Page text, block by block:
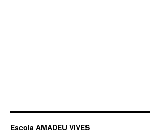
Escola AMADEU VIVES